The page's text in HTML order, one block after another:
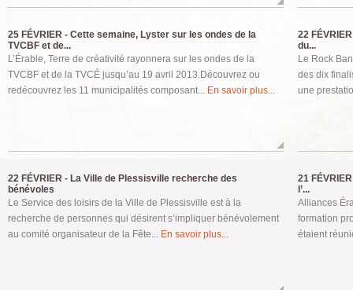
25 FÉVRIER - Cette semaine, Lyster sur les ondes de la
TVCBF et de...
L’Érable, Terre de créativité rayonnera sur les ondes de la
TVCBF et de la TVCÉ jusqu’au 19 avril 2013.Découvrez ou
redécouvrez les 11 municipalités composant... En savoir plus...
22
du...
Le Rock
des dix
une
22 FÉVRIER - La Ville de Plessisville recherche des
bénévoles
Le Service des loisirs de la Ville de Plessisville est à la
recherche de personnes qui désirent s’impliquer bénévolement
au comité organisateur de la Fête... En savoir plus...
21
l’...
Alliances
formation
étaient